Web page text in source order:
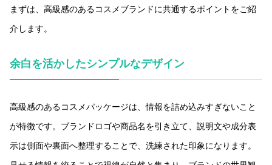
まずは、高級感のあるコスメブランドに共通するポイントをご紹
介します。
余白を活かしたシンプルなデザイン
高級感のあるコスメパッケージは、情報を詰め込みすぎないこと
が特徴です。ブランドロゴや商品名を引き立て、説明文や成分表
示は側面や裏面へ整理することで、洗練された印象になります。